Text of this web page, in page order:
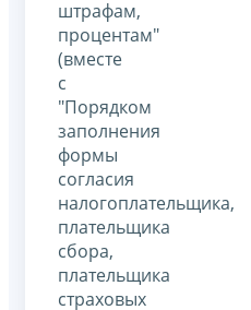
штрафам,
процентам"
(вместе
с
"Порядком
заполнения
формы
согласия
налогоплательщика,
плательщика
сбора,
плательщика
страховых